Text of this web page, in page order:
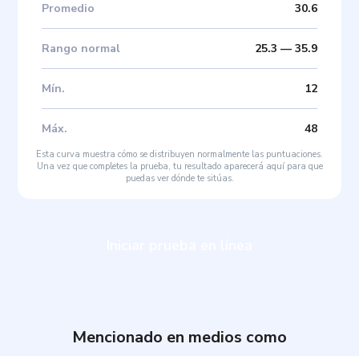
Promedio 30.6
Rango normal 25.3 — 35.9
Mín. 12
Máx. 48
Esta curva muestra cómo se distribuyen normalmente las puntuaciones.
Una vez que completes la prueba, tu resultado aparecerá aquí para que
puedas ver dónde te sitúas.
Mencionado en medios como